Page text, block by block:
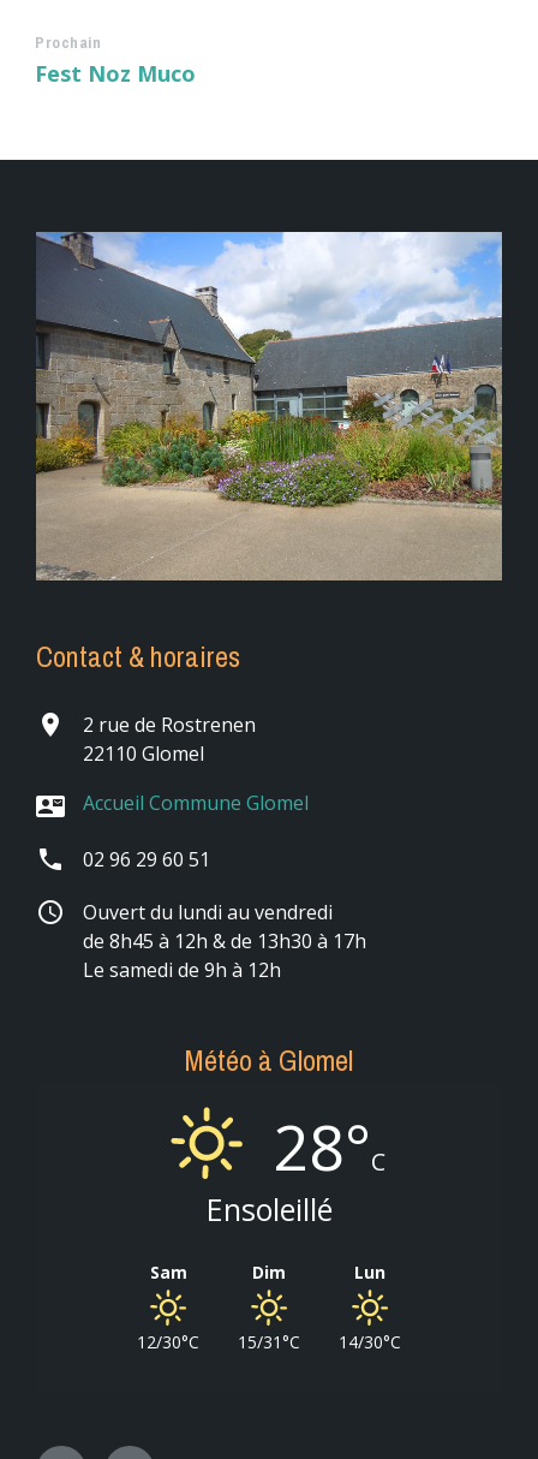
Prochain
Fest Noz Muco
Contact & horaires
place
2 rue de Rostrenen
22110 Glomel
contact_mail Accueil Commune Glomel
phone 02 96 29 60 51
schedule
Ouvert du lundi au vendredi
de 8h45 à 12h & de 13h30 à 17h
Le samedi de 9h à 12h
Météo à Glomel
28°C
Ensoleillé
Sam
12/30°C
Dim
15/31°C
Lun
14/30°C